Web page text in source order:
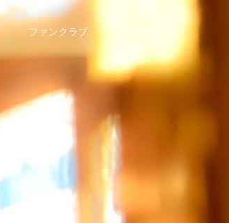
ファンクラブ お問合せ